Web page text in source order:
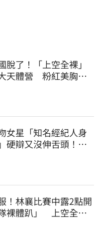
脫了！「上空全裸」
天體營 粉紅美胸被
女星「知名經紀人身
硬辯又沒伸舌頭！判
！林襄比賽中露2點開
隊裸體趴」 上空全裸